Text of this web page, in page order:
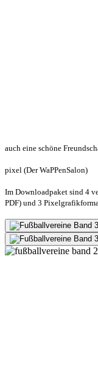
auch eine schöne
pixel (Der WaPPenSalon)
Im Downloadpaket sind 4
PDF) und 3